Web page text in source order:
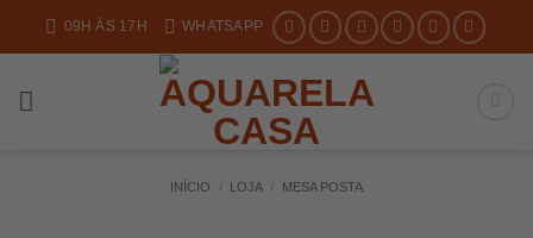
09H ÀS 17H WHATSAPP
INÍCIO / LOJA / MESA POSTA